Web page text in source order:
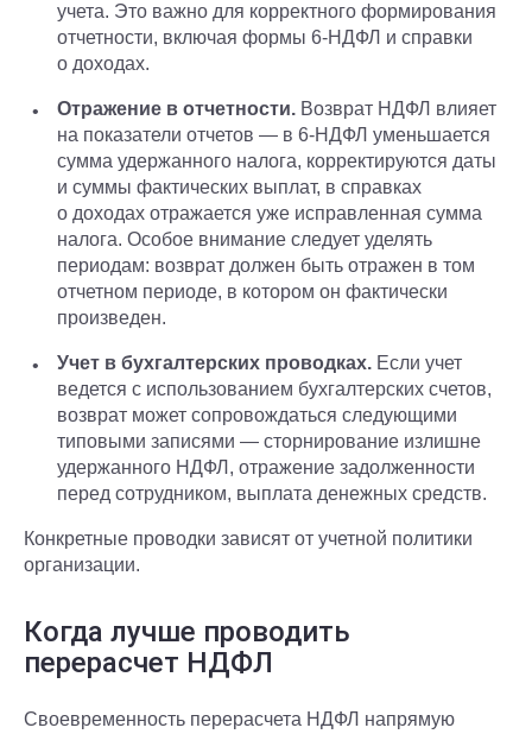
учета. Это важно для корректного формирования
отчетности, включая формы 6-НДФЛ и справки
о доходах.
Отражение в отчетности. Возврат НДФЛ влияет
на показатели отчетов — в 6-НДФЛ уменьшается
сумма удержанного налога, корректируются даты
и суммы фактических выплат, в справках
о доходах отражается уже исправленная сумма
налога. Особое внимание следует уделять
периодам: возврат должен быть отражен в том
отчетном периоде, в котором он фактически
произведен.
Учет в бухгалтерских проводках. Если учет
ведется с использованием бухгалтерских счетов,
возврат может сопровождаться следующими
типовыми записями — сторнирование излишне
удержанного НДФЛ, отражение задолженности
перед сотрудником, выплата денежных средств.
Конкретные проводки зависят от учетной политики
организации.
Когда лучше проводить
перерасчет НДФЛ
Своевременность перерасчета НДФЛ напрямую